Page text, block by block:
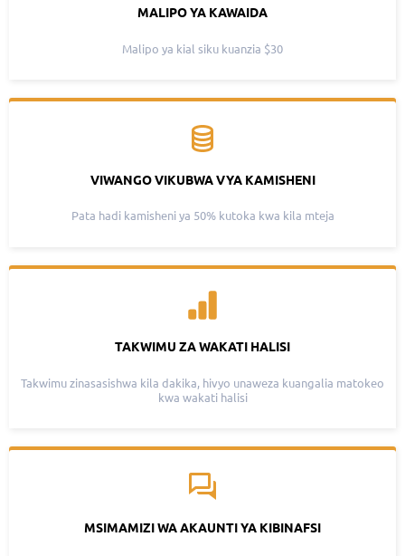
MALIPO YA KAWAIDA
Malipo ya kial siku kuanzia $30
VIWANGO VIKUBWA VYA KAMISHENI
Pata hadi kamisheni ya 50% kutoka kwa kila mteja
TAKWIMU ZA WAKATI HALISI
Takwimu zinasasishwa kila dakika, hivyo unaweza kuangalia matokeo
kwa wakati halisi
MSIMAMIZI WA AKAUNTI YA KIBINAFSI